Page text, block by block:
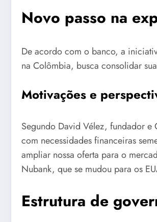
Novo passo na
De acordo com o banco, a
na Colômbia, busca consolidar
Motivações e
Segundo David Vélez, fundador
com necessidades financeiras
ampliar nossa oferta para o
Nubank, que se mudou para os
Estrutura de